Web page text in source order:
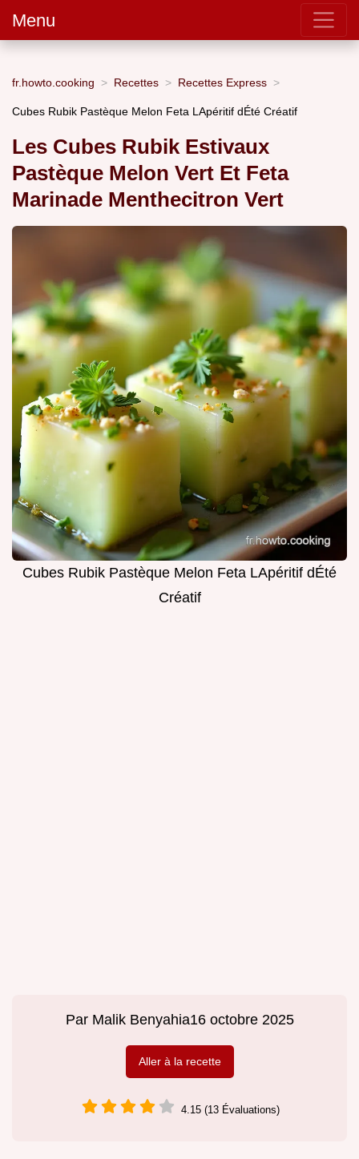
Menu
fr.howto.cooking Recettes Recettes Express
Cubes Rubik Pastèque Melon Feta LApéritif dÉté Créatif
Les Cubes Rubik Estivaux
Pastèque Melon Vert Et Feta
Marinade Menthecitron Vert
Cubes Rubik Pastèque Melon Feta LApéritif dÉté
Créatif
Par Malik Benyahia16 octobre 2025
Aller à la recette
4.15 (13 Évaluations)